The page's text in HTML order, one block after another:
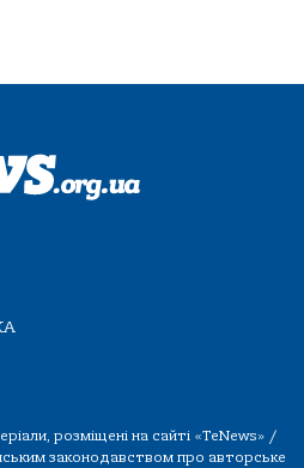
розміщені на сайті «TeNews» /
законодавством про авторське